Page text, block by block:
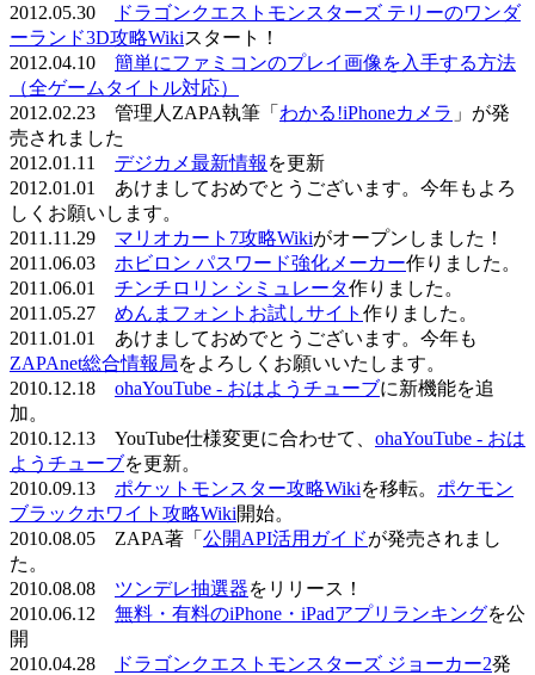
2012.05.30
ドラゴンクエストモンスターズ テリーのワンダ
ーランド3D攻略Wikiスタート！
2012.04.10 簡単にファミコンのプレイ画像を入手する方法
（全ゲームタイトル対応）
2012.02.23 管理人ZAPA執筆「 わかる!iPhoneカメラ 」が発
売されました
2012.01.11 デジカメ最新情報 を更新
2012.01.01 あけましておめでとうございます。今年もよろ
しくお願いします。
2011.11.29 マリオカート7攻略Wikiがオープンしました！
2011.06.03 ホビロン パスワード強化メーカー作りました。
2011.06.01 チンチロリン シミュレータ作りました。
2011.05.27 めんまフォントお試しサイト 作りました。
2011.01.01 あけましておめでとうございます。今年も
ZAPAnet総合情報局をよろしくお願いいたします。
2010.12.18 ohaYouTube - おはようチューブに新機能を追
加。
2010.12.13 YouTube仕様変更に合わせて、 ohaYouTube - おは
ようチューブを更新。
2010.09.13 ポケットモンスター攻略Wikiを移転。 ポケモン
ブラックホワイト攻略Wiki開始。
2010.08.05 ZAPA著「 公開API活用ガイドが発売されまし
た。
2010.08.08 ツンデレ抽選器をリリース！
2010.06.12 無料・有料のiPhone・iPadアプリランキングを公
開
2010.04.28
ドラゴンクエストモンスターズ ジョーカー2発